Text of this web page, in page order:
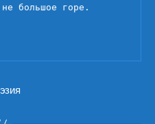
большое горе.